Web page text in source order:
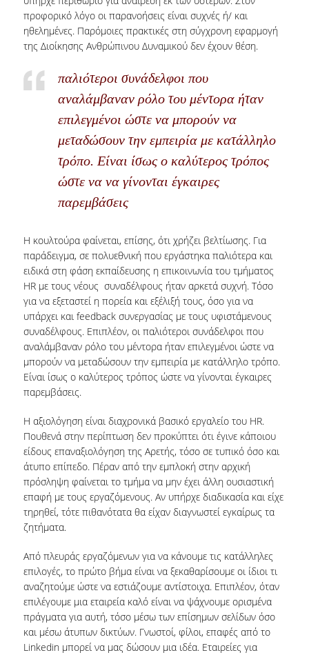
ΠΟΛΙΤΙΚΗ ΠΟΙΟΤΗΤΑΣ
ΠΙΣΤΟΠΟΙΗΣΗ
ΑΞΙΟΛΟΓΗΣΗ ΜΑΘΗΜΑΤΟΣ/ΔΙΔΑΣΚΑΛΙΑΣ
ΔΕΔΟΜΕΝΑ ΠΟΙΟΤΗΤΑΣ
ΜΟ.ΔΙ.Π.
ΑΝΑΚΟΙΝΩΣΕΙΣ
ΝΕΑ
προφορικό λόγο οι παρανοήσεις είναι συχνές ή/ και
ηθελημένες. Παρόμοιες πρακτικές στη σύγχρονη εφαρμογή
της Διοίκησης Ανθρώπινου Δυναμικού δεν έχουν θέση.
παλιότεροι συνάδελφοι που
αναλάμβαναν ρόλο του μέντορα ήταν
επιλεγμένοι ώστε να μπορούν να
μεταδώσουν την εμπειρία με κατάλληλο
τρόπο. Είναι ίσως ο καλύτερος τρόπος
ώστε να να γίνονται έγκαιρες
παρεμβάσεις
Η κουλτούρα φαίνεται, επίσης, ότι χρήζει βελτίωσης. Για
παράδειγμα, σε πολυεθνική που εργάστηκα παλιότερα και
ειδικά στη φάση εκπαίδευσης η επικοινωνία του τμήματος
HR με τους νέους συναδέλφους ήταν αρκετά συχνή. Τόσο
για να εξεταστεί η πορεία και εξέλιξή τους, όσο για να
υπάρχει και feedback συνεργασίας με τους υφιστάμενους
συναδέλφους. Επιπλέον, οι παλιότεροι συνάδελφοι που
αναλάμβαναν ρόλο του μέντορα ήταν επιλεγμένοι ώστε να
μπορούν να μεταδώσουν την εμπειρία με κατάλληλο τρόπο.
Είναι ίσως ο καλύτερος τρόπος ώστε να γίνονται έγκαιρες
παρεμβάσεις.
Η αξιολόγηση είναι διαχρονικά βασικό εργαλείο του HR.
Πουθενά στην περίπτωση δεν προκύπτει ότι έγινε κάποιου
είδους επαναξιολόγηση της Αρετής, τόσο σε τυπικό όσο και
άτυπο επίπεδο. Πέραν από την εμπλοκή στην αρχική
πρόσληψη φαίνεται το τμήμα να μην έχει άλλη ουσιαστική
επαφή με τους εργαζόμενους. Αν υπήρχε διαδικασία και είχε
τηρηθεί, τότε πιθανότατα θα είχαν διαγνωστεί εγκαίρως τα
ζητήματα.
Από πλευράς εργαζόμενων για να κάνουμε τις κατάλληλες
επιλογές, το πρώτο βήμα είναι να ξεκαθαρίσουμε οι ίδιοι τι
αναζητούμε ώστε να εστιάζουμε αντίστοιχα. Επιπλέον, όταν
επιλέγουμε μια εταιρεία καλό είναι να ψάχνουμε ορισμένα
πράγματα για αυτή, τόσο μέσω των επίσημων σελίδων όσο
και μέσω άτυπων δικτύων. Γνωστοί, φίλοι, επαφές από το
Linkedin μπορεί να μας δώσουν μια ιδέα. Εταιρείες για